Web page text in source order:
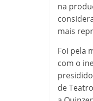
na
mais
Foi pela
com o
de